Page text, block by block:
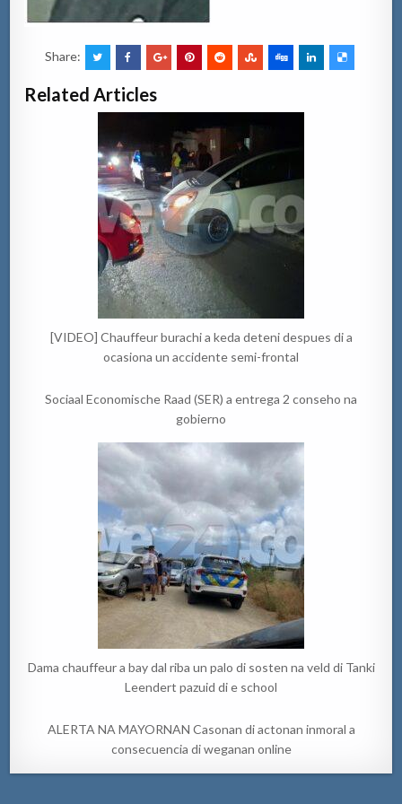
Share:
Related Articles
[VIDEO] Chauffeur burachi a keda deteni despues di a
ocasiona un accidente semi-frontal
Sociaal Economische Raad (SER) a entrega 2 conseho na
gobierno
Dama chauffeur a bay dal riba un palo di sosten na veld di Tanki
Leendert pazuid di e school
ALERTA NA MAYORNAN Casonan di actonan inmoral a
consecuencia di weganan online